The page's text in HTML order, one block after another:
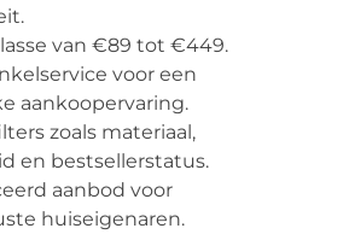
van €89 tot €449.
voor een
aankoopervaring.
zoals materiaal,
en bestsellerstatus.
aanbod voor
huiseigenaren.